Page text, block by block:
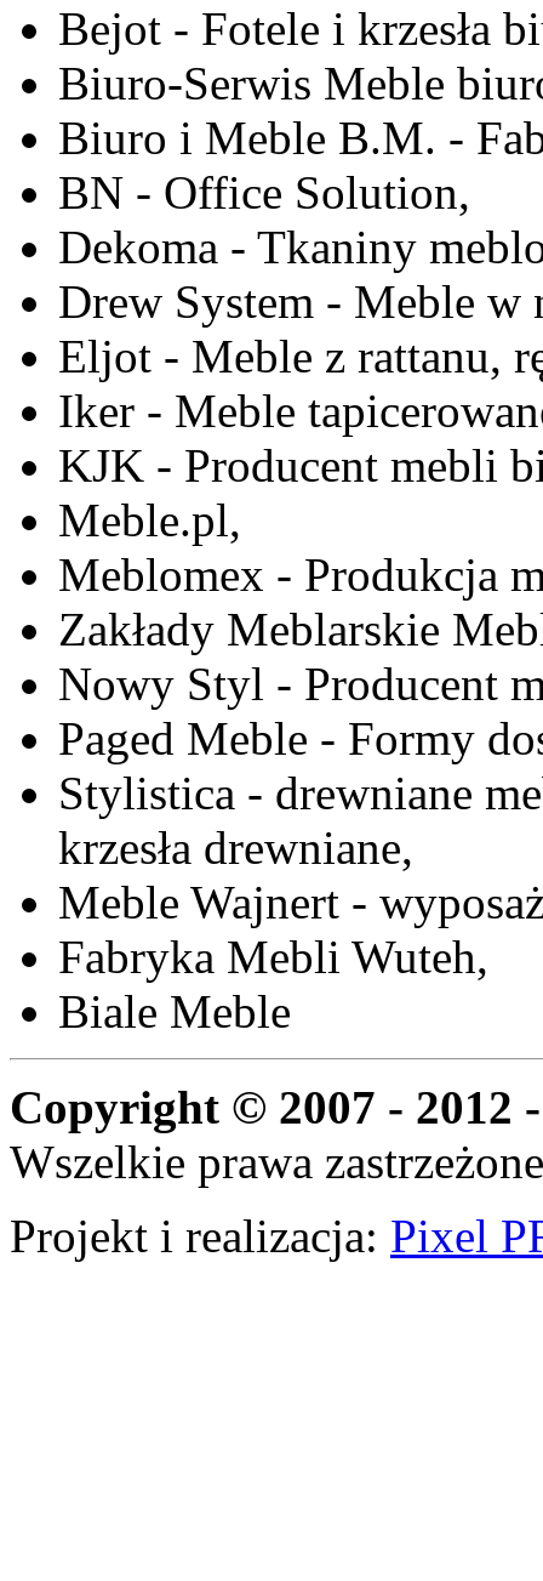
Bejot - Fotele i krzesła
Biuro-Serwis Meble
Biuro i Meble B.M. -
BN - Office Solution,
Dekoma - Tkaniny
Drew System - Meble w
Eljot - Meble z rattanu,
Iker - Meble
KJK - Producent mebli
Meble.pl,
Meblomex - Produkcja
Zakłady Meblarskie
Nowy Styl - Producent
Paged Meble - Formy
Stylistica - drewniane
krzesła drewniane,
Meble Wajnert -
Fabryka Mebli Wuteh,
Biale Meble
Copyright © 2007 - 2012
Wszelkie prawa
Projekt i realizacja: Pixel